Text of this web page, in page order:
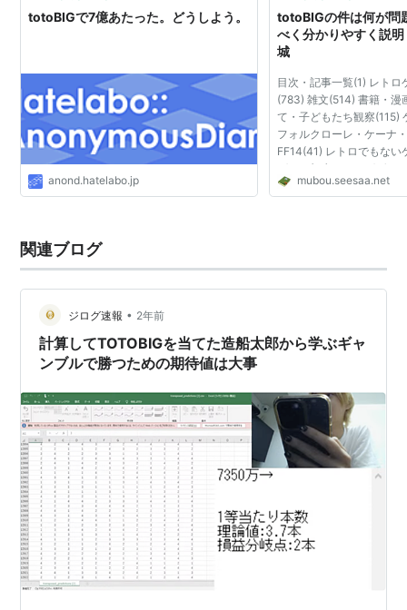
totoBIGで7億あたった。どうしよう。
anond.hatelabo.jp
totoBIGの件は何が問
べく分かりやすく説
城
目次・記事一覧(1) レトロ
(783) 雑文(514) 書籍・漫
て・子どもたち観察(115)
フォルクローレ・ケーナ
FF14(41) レトロでもな
ばっか(15) アナログゲー
(48) ネットの話やブログ
mubou.seesaa.net
関連ブログ
ジログ速報 • 2年前
計算してTOTOBIGを当てた造船太郎から学ぶギャ
ンブルで勝つための期待値は大事